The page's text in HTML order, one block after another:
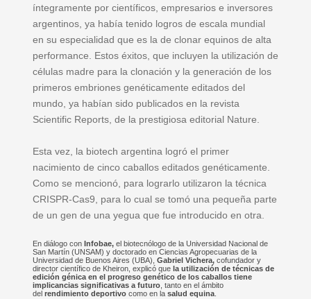
íntegramente por científicos, empresarios e inversores
argentinos, ya había tenido logros de escala mundial
en su especialidad que es la de clonar equinos de alta
performance. Estos éxitos, que incluyen la utilización de
células madre para la clonación y la generación de los
primeros embriones genéticamente editados del
mundo, ya habían sido publicados en la revista
Scientific Reports, de la prestigiosa editorial Nature.
Esta vez, la biotech argentina logró el primer
nacimiento de cinco caballos editados genéticamente.
Como se mencionó, para lograrlo utilizaron la técnica
CRISPR-Cas9, para lo cual se tomó una pequeña parte
de un gen de una yegua que fue introducido en otra.
En diálogo con Infobae,el biotecnólogo de la Universidad Nacional de
San Martín (UNSAM) y doctorado en Ciencias Agropecuarias de la
Universidad de Buenos Aires (UBA), Gabriel Vichera,cofundador y
director científico de Kheiron, explicó que la utilización de técnicas de
edición génica en el progreso genético de los caballos tiene
implicancias significativas a futuro, tanto en el ámbito
del rendimiento deportivocomo en la salud equina.